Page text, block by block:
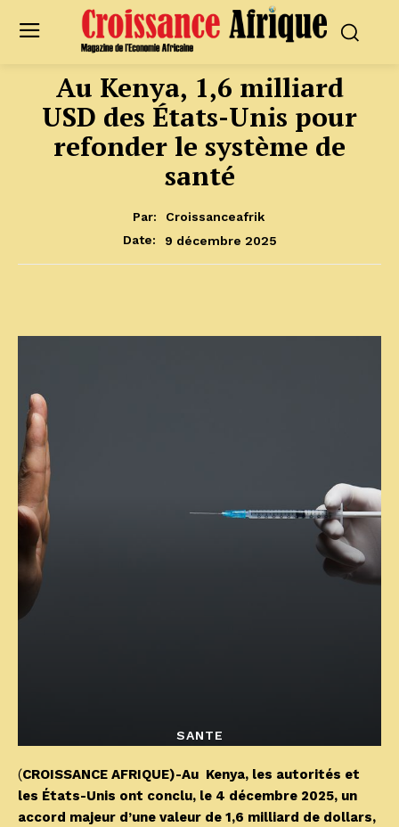
Au Kenya, 1,6 milliard
USD des États-Unis pour
refonder le système de
santé
Par:
Croissanceafrik
Date:
9 décembre 2025
SANTE
(CROISSANCE AFRIQUE)-Au Kenya, les autorités et
les États-Unis ont conclu, le 4 décembre 2025, un
accord majeur d’une valeur de 1,6 milliard de dollars,